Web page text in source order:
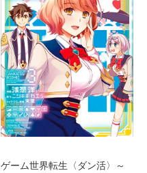
ゲーム世界転生〈ダン活〉～